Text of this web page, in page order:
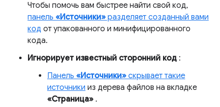
Чтобы помочь вам быстрее найти свой код,
панель «Источники» разделяет созданный вами
код от упакованного и минифицированного
кода.
Игнорирует известный сторонний код :
Панель «Источники» скрывает такие
источники из дерева файлов на вкладке
«Страница» .